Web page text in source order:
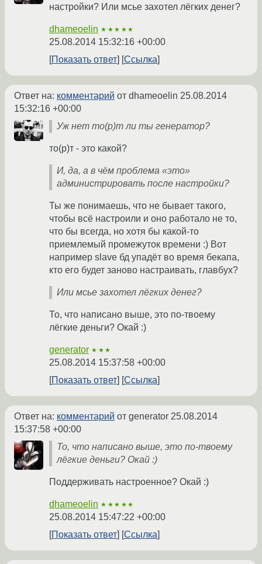
настройки? Или мсье захотел лёгких денег?
dhameoelin ★★★★★
25.08.2014 15:32:16 +00:00
Показать ответ
Ссылка
Ответ на: комментарий от dhameoelin 25.08.2014
15:32:16 +00:00
Уж нет то(р)т ли ты генератор?
то(р)т - это какой?
И, да, а в чём проблема «это»
администрировать после настройки?
Ты же понимаешь, что не бывает такого,
чтобы всё настроили и оно работало не то,
что бы всегда, но хотя бы какой-то
приемлемый промежуток времени :) Вот
например slave бд упадёт во время бекапа,
кто его будет заново настраивать, главбух?
Или мсье захотел лёгких денег?
То, что написано выше, это по-твоему
лёгкие деньги? Окай :)
generator ★★★
25.08.2014 15:37:58 +00:00
Показать ответ
Ссылка
Ответ на: комментарий от generator 25.08.2014
15:37:58 +00:00
То, что написано выше, это по-твоему
лёгкие деньги? Окай :)
Поддерживать настроенное? Окай :)
dhameoelin ★★★★★
25.08.2014 15:47:22 +00:00
Показать ответ
Ссылка